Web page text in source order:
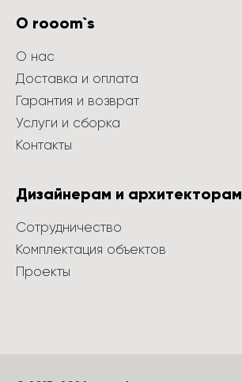
О rooom`s
О нас
Доставка и оплата
Гарантия и возврат
Услуги и сборка
Контакты
Дизайнерам и архитекторам
Сотрудничество
Комплектация объектов
Проекты